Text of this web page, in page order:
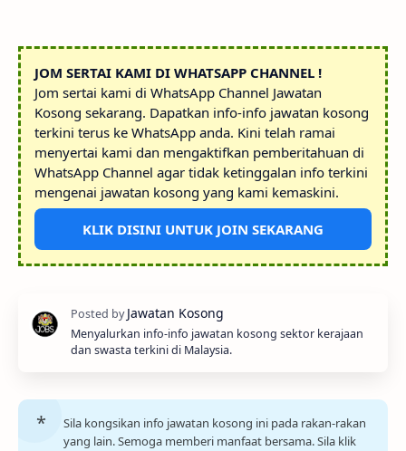
JOM SERTAI KAMI DI WHATSAPP CHANNEL !
Jom sertai kami di WhatsApp Channel Jawatan
Kosong sekarang. Dapatkan info-info jawatan kosong
terkini terus ke WhatsApp anda. Kini telah ramai
menyertai kami dan mengaktifkan pemberitahuan di
WhatsApp Channel agar tidak ketinggalan info terkini
mengenai jawatan kosong yang kami kemaskini.
KLIK DISINI UNTUK JOIN SEKARANG
Menyalurkan info-info jawatan kosong sektor kerajaan
dan swasta terkini di Malaysia.
Sila kongsikan info jawatan kosong ini pada rakan-rakan
yang lain. Semoga memberi manfaat bersama. Sila klik